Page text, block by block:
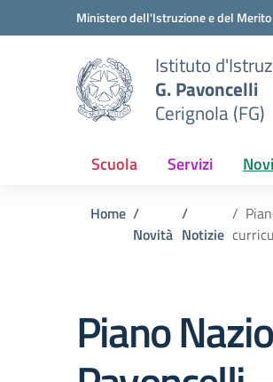
Vai ai contenuti
Vai al menu di navigazioneMinistero dell'Istruzione e del Merito
Istituto
G. Pavoncelli
Cerignola (FG)
Scuola Servizi
Home
Novità Notizie
Piano